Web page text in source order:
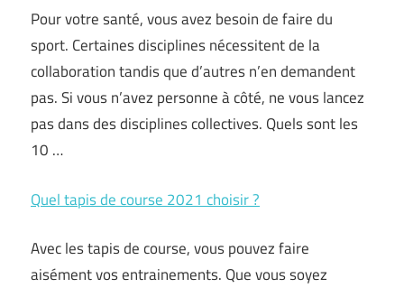
Pour votre santé, vous avez besoin de faire du
sport. Certaines disciplines nécessitent de la
collaboration tandis que d’autres n’en demandent
pas. Si vous n’avez personne à côté, ne vous lancez
pas dans des disciplines collectives. Quels sont les
10 …
Quel tapis de course 2021 choisir ?
Avec les tapis de course, vous pouvez faire
aisément vos entrainements. Que vous soyez